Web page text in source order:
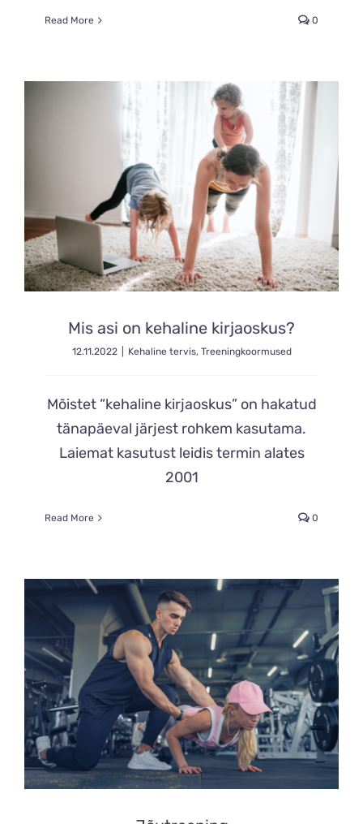
Read More 0
Mis asi on kehaline kirjaoskus?
12.11.2022 Kehaline tervis, Treeningkoormused
Mõistet “kehaline kirjaoskus” on hakatud
tänapäeval järjest rohkem kasutama.
Laiemat kasutust leidis termin alates
2001
Read More 0